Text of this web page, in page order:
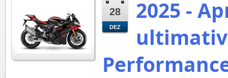
28
DEZ
2025 -